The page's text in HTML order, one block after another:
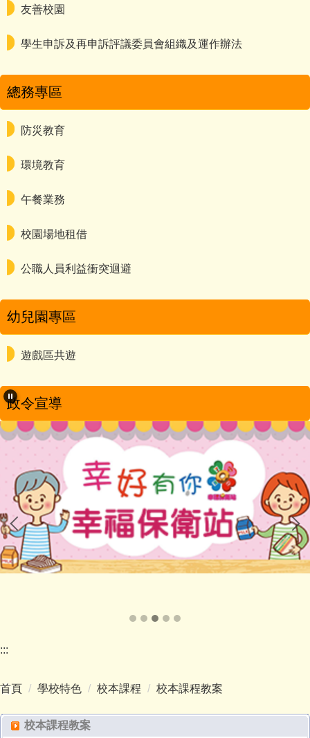
友善校園
學生申訴及再申訴評議委員會組織及運作辦法
總務專區
防災教育
環境教育
午餐業務
校園場地租借
公職人員利益衝突迴避
幼兒園專區
遊戲區共遊
政令宣導
:::
首頁 學校特色 校本課程 校本課程教案
校本課程教案